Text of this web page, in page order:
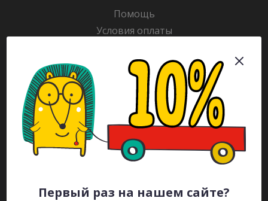
Первый раз на нашем сайте?
Помощь
Условия оплаты
Гарантия на товар
Раскраски
Рекламодателям
Каталог
Будьте всегда в курсе!